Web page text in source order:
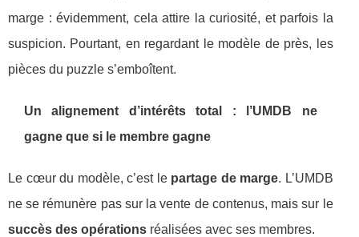
marge : évidemment, cela attire la curiosité, et parfois la
suspicion. Pourtant, en regardant le modèle de près, les
pièces du puzzle s’emboîtent.
Un alignement d’intérêts total : l’UMDB ne
gagne que si le membre gagne
Le cœur du modèle, c’est le partage de marge. L’UMDB
ne se rémunère pas sur la vente de contenus, mais sur le
succès des opérations réalisées avec ses membres.